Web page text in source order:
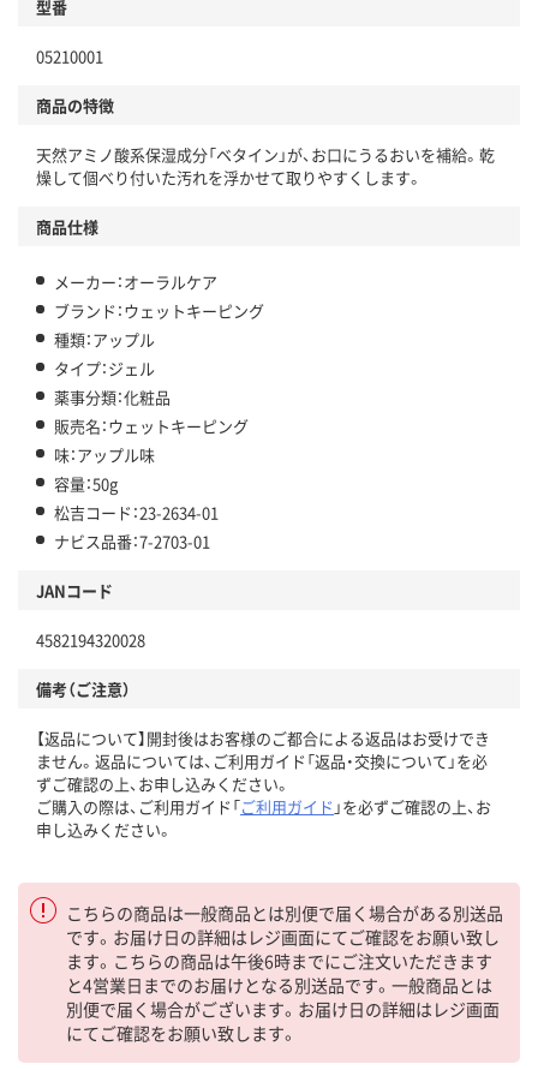
型番
05210001
商品の特徴
天然アミノ酸系保湿成分「ベタイン」が、お口にうるおいを補給。乾
燥して個べり付いた汚れを浮かせて取りやすくします。
商品仕様
メーカー：オーラルケア
ブランド：ウェットキーピング
種類：アップル
タイプ：ジェル
薬事分類：化粧品
販売名：ウェットキーピング
味：アップル味
容量：50g
松吉コード：23-2634-01
ナビス品番：7-2703-01
JANコード
4582194320028
備考（ご注意）
【返品について】開封後はお客様のご都合による返品はお受けでき
ません。返品については、ご利用ガイド「返品・交換について」を必
ずご確認の上、お申し込みください。
ご購入の際は、ご利用ガイド「ご利用ガイド 」を必ずご確認の上、お
申し込みください。
こちらの商品は一般商品とは別便で届く場合がある別送品
です。お届け日の詳細はレジ画面にてご確認をお願い致し
ます。こちらの商品は午後6時までにご注文いただきます
と4営業日までのお届けとなる別送品です。一般商品とは
別便で届く場合がございます。お届け日の詳細はレジ画面
にてご確認をお願い致します。